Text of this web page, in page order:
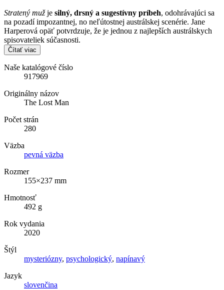
Stratený mužje silný, drsný a sugestívny príbeh, odohrávajúci sa
na pozadí impozantnej, no neľútostnej austrálskej scenérie. Jane
Harperová opäť potvrdzuje, že je jednou z najlepších austrálskych
spisovateliek súčasnosti.
Čítať viac
Naše katalógové číslo
917969
Originálny názov
The Lost Man
Počet strán
280
Väzba
pevná väzba
Rozmer
155×237 mm
Hmotnosť
492 g
Rok vydania
2020
Štýl
mysteriózny, psychologický, napínavý
Jazyk
slovenčina